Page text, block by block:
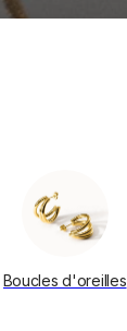
Boucles d'oreilles